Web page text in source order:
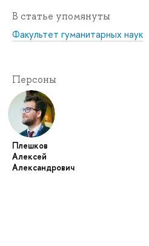
В статье упомянуты
Факультет гуманитарных наук
Персоны
Плешков
Алексей
Александрович